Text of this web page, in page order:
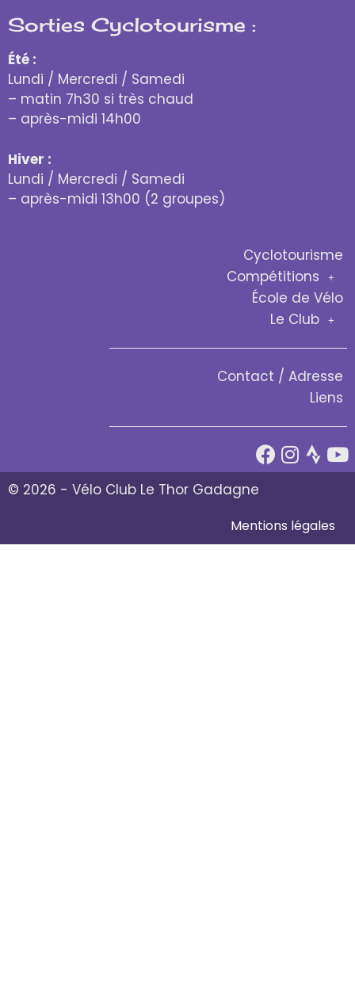
Sorties Cyclotourisme :
Été :
Lundi / Mercredi / Samedi
– matin 7h30 si très chaud
– après-midi 14h00
Hiver :
Lundi / Mercredi / Samedi
– après-midi 13h00 (2 groupes)
Cyclotourisme
Compétitions
École de Vélo
Le Club
Contact / Adresse
Liens
© 2026 - Vélo Club Le Thor Gadagne
Mentions légales